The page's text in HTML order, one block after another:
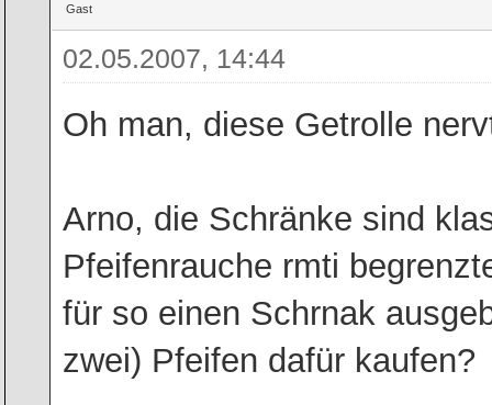
Gast
02.05.2007, 14:44
Oh man, diese Getrolle
Arno, die Schränke sind
Pfeifenrauche rmti
für so einen Schrnak
zwei) Pfeifen dafür kaufen?